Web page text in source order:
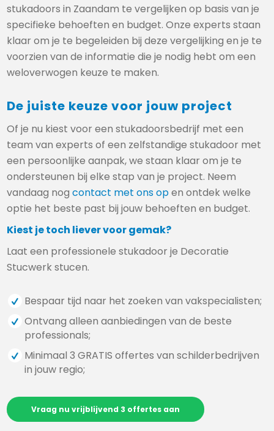
stukadoors in Zaandam te vergelijken op basis van je
specifieke behoeften en budget. Onze experts staan
klaar om je te begeleiden bij deze vergelijking en je te
voorzien van de informatie die je nodig hebt om een
weloverwogen keuze te maken.
De juiste keuze voor jouw project
Of je nu kiest voor een stukadoorsbedrijf met een
team van experts of een zelfstandige stukadoor met
een persoonlijke aanpak, we staan klaar om je te
ondersteunen bij elke stap van je project. Neem
vandaag nogcontact met ons open ontdek welke
optie het beste past bij jouw behoeften en budget.
Kiest je toch liever voor gemak?
Laat een professionele stukadoor je Decoratie
Stucwerk stucen.
Bespaar tijd naar het zoeken van vakspecialisten;
Ontvang alleen aanbiedingen van de beste
professionals;
Minimaal 3 GRATIS offertes van schilderbedrijven
in jouw regio;
Vraag nu vrijblijvend 3 offertes aan